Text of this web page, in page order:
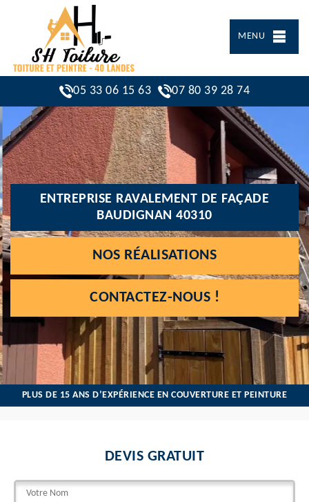
MENU
05 33 06 15 63 07 80 39 28 74
ENTREPRISE RAVALEMENT DE FAÇADE
BAUDIGNAN 40310
NOS RÉALISATIONS
CONTACTEZ-NOUS !
PLUS DE 15 ANS D’EXPÉRIENCE EN COUVERTURE ET PEINTURE
DEVIS GRATUIT